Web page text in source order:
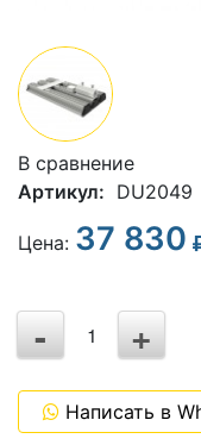
В сравнение
Артикул: DU2049
Цена: 37 830
3
1
-1
+
-
Написать в